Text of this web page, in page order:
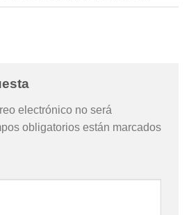
electrónico no será
obligatorios están marcados